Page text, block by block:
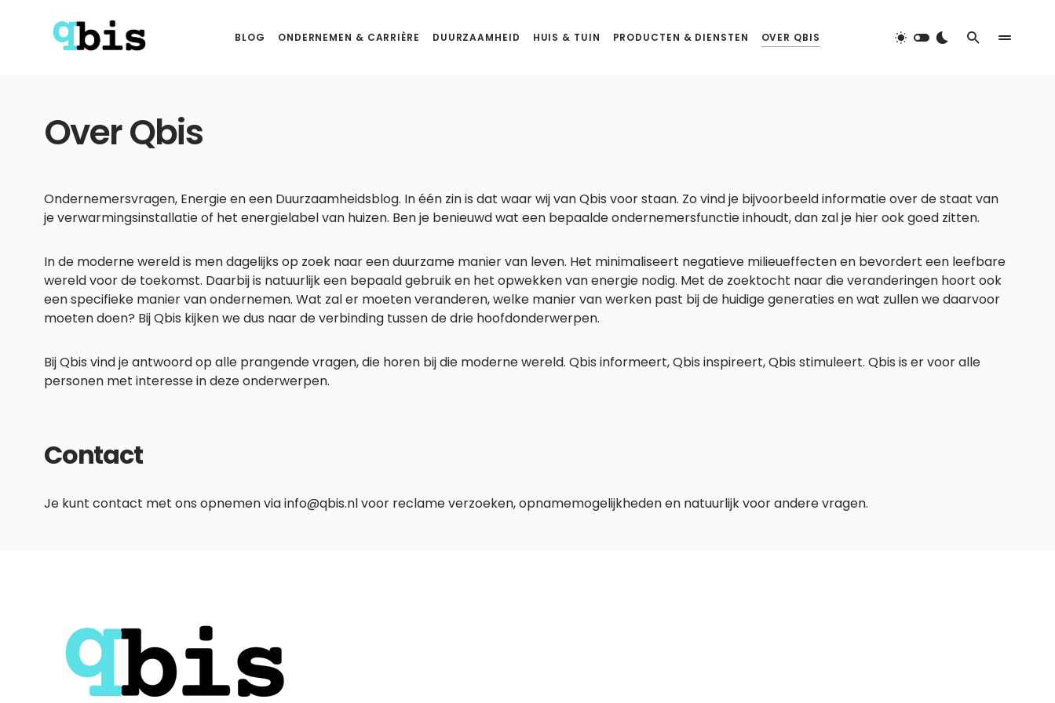
BLOG ONDERNEMEN & CARRIÈRE DUURZAAMHEID HUIS & TUIN PRODUCTEN & DIENSTEN OVER QBIS
Over Qbis
Ondernemersvragen, Energie en een Duurzaamheidsblog. In één zin is dat waar wij van Qbis voor staan. Zo vind je bijvoorbeeld informatie over de staat van
je verwarmingsinstallatie of het energielabel van huizen. Ben je benieuwd wat een bepaalde ondernemersfunctie inhoudt, dan zal je hier ook goed zitten.
In de moderne wereld is men dagelijks op zoek naar een duurzame manier van leven. Het minimaliseert negatieve milieueffecten en bevordert een leefbare
wereld voor de toekomst. Daarbij is natuurlijk een bepaald gebruik en het opwekken van energie nodig. Met de zoektocht naar die veranderingen hoort ook
een specifieke manier van ondernemen. Wat zal er moeten veranderen, welke manier van werken past bij de huidige generaties en wat zullen we daarvoor
moeten doen? Bij Qbis kijken we dus naar de verbinding tussen de drie hoofdonderwerpen.
Bij Qbis vind je antwoord op alle prangende vragen, die horen bij die moderne wereld. Qbis informeert, Qbis inspireert, Qbis stimuleert. Qbis is er voor alle
personen met interesse in deze onderwerpen.
Contact
Je kunt contact met ons opnemen via info@qbis.nl voor reclame verzoeken, opnamemogelijkheden en natuurlijk voor andere vragen.